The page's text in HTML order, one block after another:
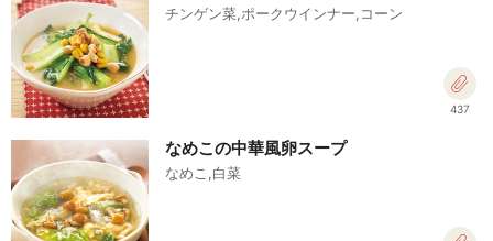
チンゲン菜,ポークウインナー,コーン
437
なめこの中華風卵スープ
なめこ,白菜